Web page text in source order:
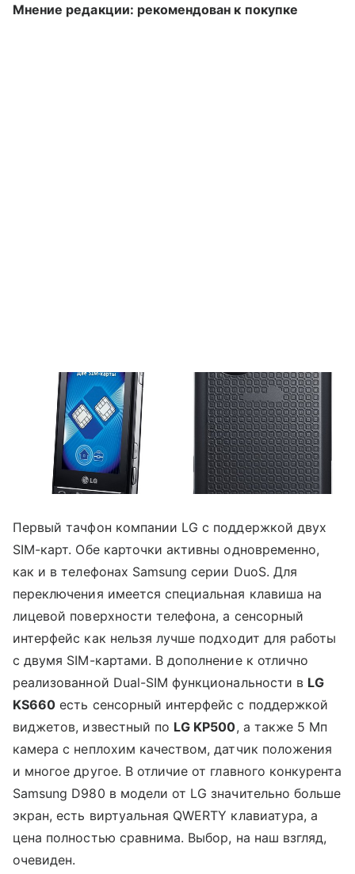
Мнение редакции: рекомендован к покупке
Первый тачфон компании LG с поддержкой двух
SIM-карт. Обе карточки активны одновременно,
как и в телефонах Samsung серии DuoS. Для
переключения имеется специальная клавиша на
лицевой поверхности телефона, а сенсорный
интерфейс как нельзя лучше подходит для работы
с двумя SIM-картами. В дополнение к отлично
реализованной Dual-SIM функциональности в LG
KS660 есть сенсорный интерфейс с поддержкой
виджетов, известный по LG KP500, а также 5 Мп
камера с неплохим качеством, датчик положения
и многое другое. В отличие от главного конкурента
Samsung D980 в модели от LG значительно больше
экран, есть виртуальная QWERTY клавиатура, а
цена полностью сравнима. Выбор, на наш взгляд,
очевиден.